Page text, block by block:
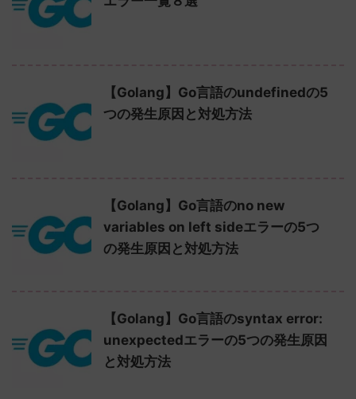
【Golang】Go言語のundefinedの5
つの発生原因と対処方法
【Golang】Go言語のno new
variables on left sideエラーの5つ
の発生原因と対処方法
【Golang】Go言語のsyntax error:
unexpectedエラーの5つの発生原因
と対処方法